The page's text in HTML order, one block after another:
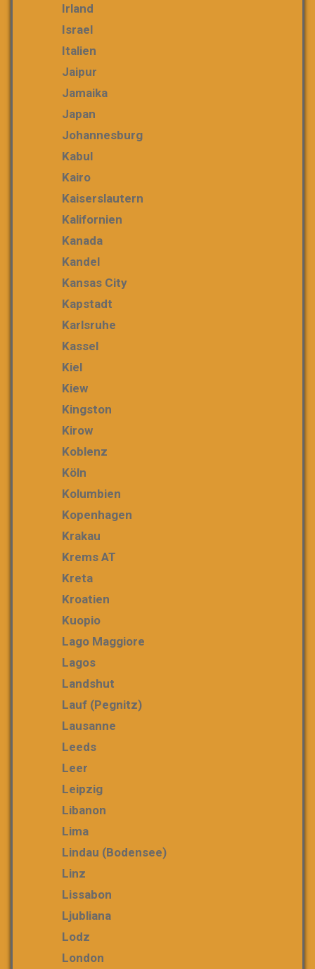
Irland
Israel
Italien
Jaipur
Jamaika
Japan
Johannesburg
Kabul
Kairo
Kaiserslautern
Kalifornien
Kanada
Kandel
Kansas City
Kapstadt
Karlsruhe
Kassel
Kiel
Kiew
Kingston
Kirow
Koblenz
Köln
Kolumbien
Kopenhagen
Krakau
Krems AT
Kreta
Kroatien
Kuopio
Lago Maggiore
Lagos
Landshut
Lauf (Pegnitz)
Lausanne
Leeds
Leer
Leipzig
Libanon
Lima
Lindau (Bodensee)
Linz
Lissabon
Ljubliana
Lodz
London